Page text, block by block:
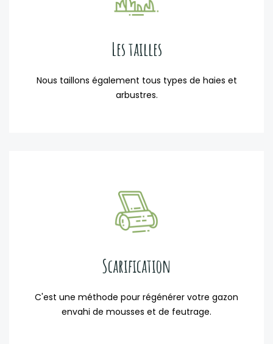
Les tailles
Nous taillons également tous types de haies et
arbustres.
Scarification
C'est une méthode pour régénérer votre gazon
envahi de mousses et de feutrage.